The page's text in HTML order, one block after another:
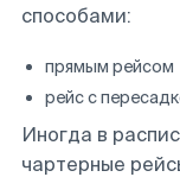
способами:
прямым рейсом
рейс с
Иногда в
чартерные